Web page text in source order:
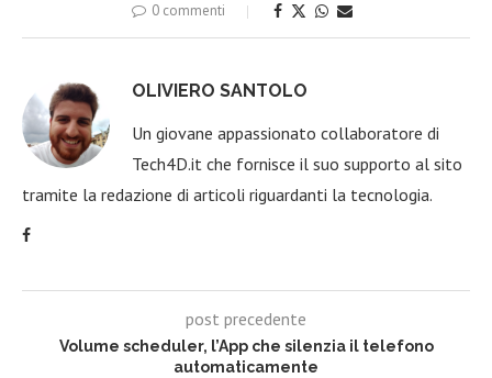
0 commenti
OLIVIERO SANTOLO
Un giovane appassionato collaboratore di
Tech4D.it che fornisce il suo supporto al sito
tramite la redazione di articoli riguardanti la tecnologia.
post precedente
Volume scheduler, l’App che silenzia il telefono
automaticamente